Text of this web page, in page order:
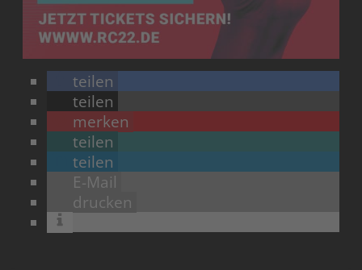
teilen
teilen
merken
teilen
teilen
E-Mail
drucken